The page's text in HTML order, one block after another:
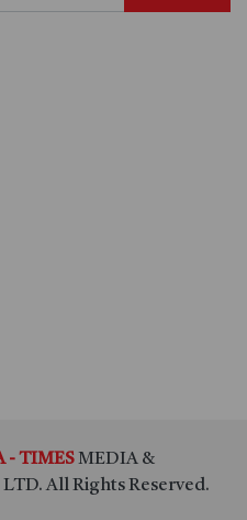
- TIMESMEDIA &
All Rights Reserved.